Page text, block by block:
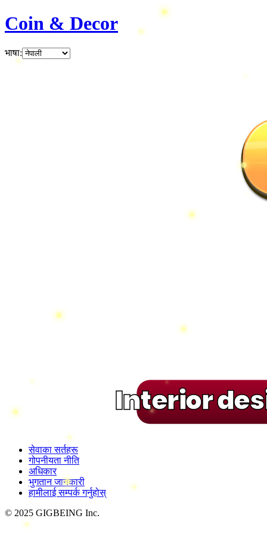
Coin & Decor
भाषा:
Interior
सेवाका सर्तहरू
गोपनीयता नीति
अधिकार
भुगतान जानकारी
हामीलाई सम्पर्क गर्नुहोस्
© 2025 GIGBEING Inc.